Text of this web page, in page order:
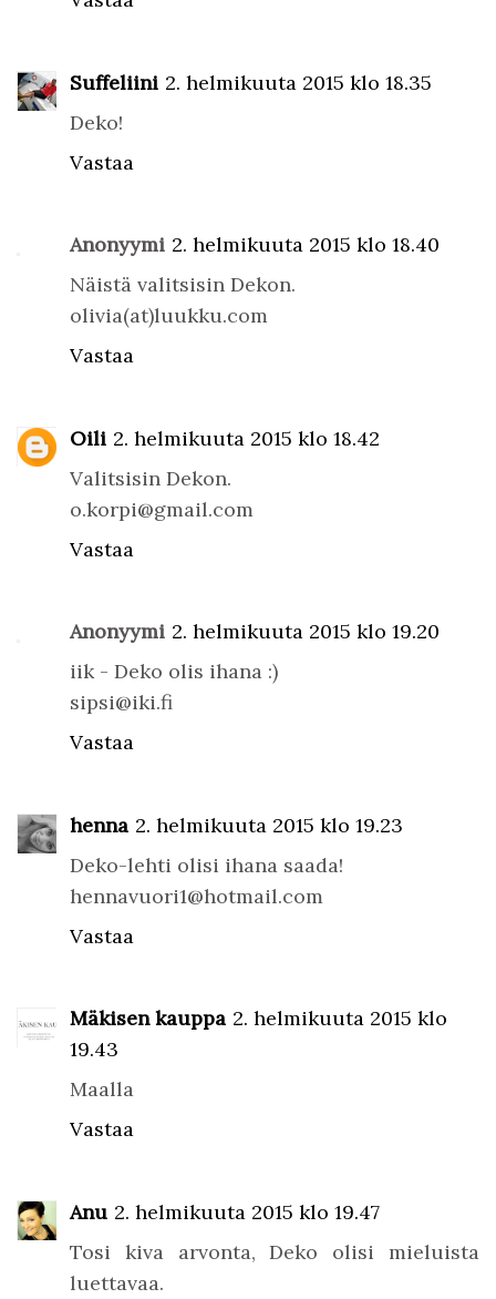
Suffeliini 2. helmikuuta 2015 klo 18.35
Deko!
Vastaa
Anonyymi 2. helmikuuta 2015 klo 18.40
Näistä valitsisin Dekon.
olivia(at)luukku.com
Vastaa
Oili 2. helmikuuta 2015 klo 18.42
Valitsisin Dekon.
o.korpi@gmail.com
Vastaa
Anonyymi 2. helmikuuta 2015 klo 19.20
iik - Deko olis ihana :)
sipsi@iki.fi
Vastaa
henna 2. helmikuuta 2015 klo 19.23
Deko-lehti olisi ihana saada!
hennavuori1@hotmail.com
Vastaa
Mäkisen kauppa 2. helmikuuta 2015 klo
19.43
Maalla
Vastaa
Anu 2. helmikuuta 2015 klo 19.47
Tosi kiva arvonta, Deko olisi mieluista
luettavaa.